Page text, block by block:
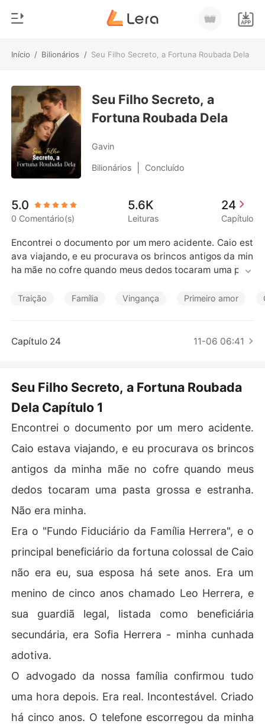
Início / Bilionários / Seu Filho Secreto, a Fortuna Roubada Dela
0
Loja
Histórico
Sair
Baixar App
Gênero
Moderno
Lobisomem
Contos
Bilionários
Contos Curtos
Seu Filho Secreto, a
Fortuna Roubada Dela
Gavin
Bilionários Concluído
5.0
0 Comentário(s)
5.6K
Leituras
24
Capítulo
Encontrei o documento por um mero acidente. Caio est
ava viajando, e eu procurava os brincos antigos da min
ha mãe no cofre quando meus dedos tocaram uma past
a esposa há sete anos. Era um menino de cinco anos ch
O advogado da nossa família confirmou tudo uma hora
telefone escorregou da minha mão. Um torpor gelado s
e espalhou por mim. Sete anos. Passei sete anos justific
o, acreditando que era uma parte distorcida do seu am
or.
Eu cambaleei pela mansão fria e silenciosa até a ala les
te, atraída pelo som de risadas. Através das portas de v
a ao seu lado, com a cabeça apoiada em seu ombro. E c
om eles, sorrindo e mimando a criança, estavam os pais
de Caio. Meus sogros. Eles eram uma família perfeita.
"Caio, a transferência final dos bens dos Almeida para
o fundo do Leo está completa", disse o pai dele, erguen
do uma taça de champanhe. "Agora está tudo blindad
o."
"Ótimo", respondeu Caio, com a voz calma. "O dinheiro
da família da Laura sempre deveria ter pertencido a u
m verdadeiro herdeiro Herrera."
Traição Família Vingança Primeiro amor
Capítulo 24 11-06 06:41
Seu Filho Secreto, a Fortuna Roubada
Dela Capítulo 1
Encontrei o documento por um mero acidente.
Caio estava viajando, e eu procurava os brincos
antigos da minha mãe no cofre quando meus
dedos tocaram uma pasta grossa e estranha.
Não era minha.
Era o "Fundo Fiduciário da Família Herrera", e o
principal beneficiário da fortuna colossal de Caio
não era eu, sua esposa há sete anos. Era um
menino de cinco anos chamado Leo Herrera, e
sua guardiã legal, listada como beneficiária
secundária, era Sofia Herrera - minha cunhada
adotiva.
O advogado da nossa família confirmou tudo
uma hora depois. Era real. Incontestável. Criado
há cinco anos. O telefone escorregou da minha